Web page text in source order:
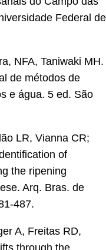
Federal de
NFA, Taniwaki MH.
de métodos de
e água. 5 ed. São
LR, Vianna CR;
of
the ripening
Arq. Bras. de
487.
A, Freitas RD,
through the